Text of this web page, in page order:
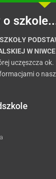
o
W NIWCE
uczęszcza
o